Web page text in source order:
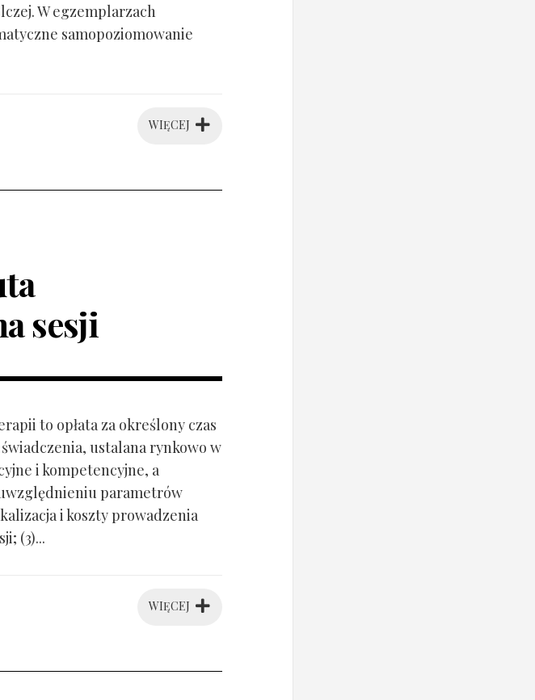
W egzemplarzach
samopoziomowanie
WIĘCEJ
sesji
to opłata za określony czas
ustalana rynkowo w
i kompetencyjne, a
parametrów
i koszty prowadzenia
(3)...
WIĘCEJ